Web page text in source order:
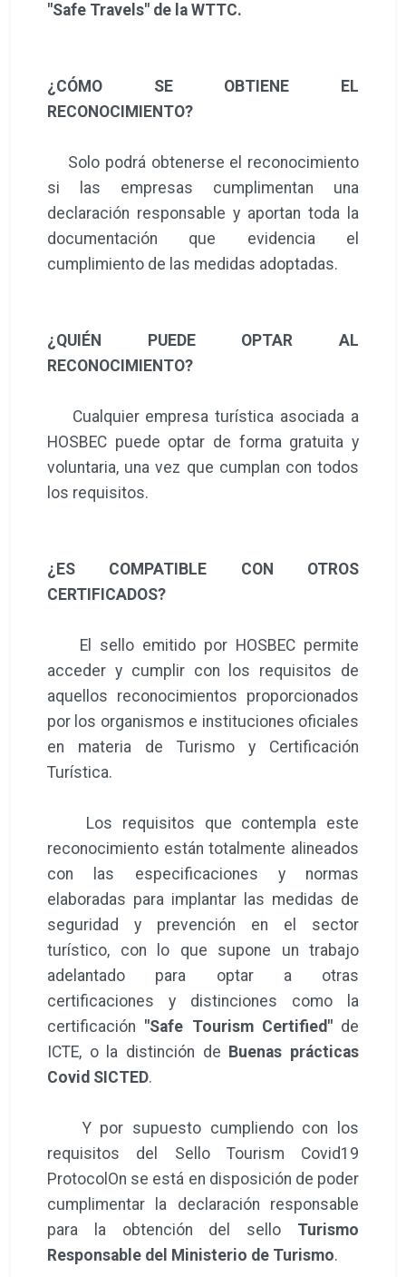
"Safe Travels" de la WTTC.
¿CÓMO SE OBTIENE EL
RECONOCIMIENTO?
Solo podrá obtenerse el reconocimiento
si las empresas cumplimentan una
declaración responsable y aportan toda la
documentación que evidencia el
cumplimiento de las medidas adoptadas.
¿QUIÉN PUEDE OPTAR AL
RECONOCIMIENTO?
Cualquier empresa turística asociada a
HOSBEC puede optar de forma gratuita y
voluntaria, una vez que cumplan con todos
los requisitos.
¿ES COMPATIBLE CON OTROS
CERTIFICADOS?
El sello emitido por HOSBEC permite
acceder y cumplir con los requisitos de
aquellos reconocimientos proporcionados
por los organismos e instituciones oficiales
en materia de Turismo y Certificación
Turística.
Los requisitos que contempla este
reconocimiento están totalmente alineados
con las especificaciones y normas
elaboradas para implantar las medidas de
seguridad y prevención en el sector
turístico, con lo que supone un trabajo
adelantado para optar a otras
certificaciones y distinciones como la
certificación "Safe Tourism Certified"de
ICTE, o la distinción de Buenas prácticas
Covid SICTED.
Y por supuesto cumpliendo con los
requisitos del Sello Tourism Covid19
ProtocolOn se está en disposición de poder
cumplimentar la declaración responsable
para la obtención del sello Turismo
Responsable del Ministerio de Turismo.